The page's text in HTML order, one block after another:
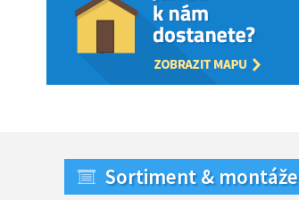
Sortiment & montáže